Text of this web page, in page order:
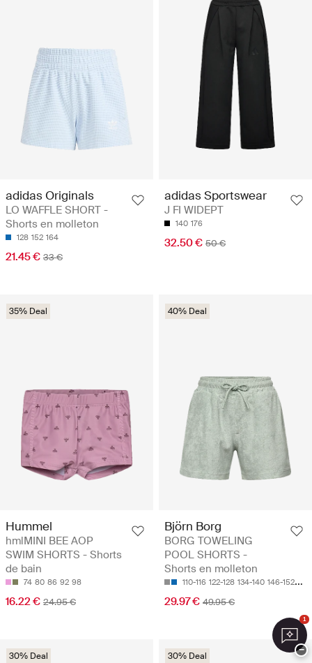
adidas Originals
LO WAFFLE SHORT -
Shorts en molleton
128 152 164
21.45 € 33 €
adidas Sportswear
J FI WIDEPT
140 176
32.50 € 50 €
35% Deal
Hummel
hmlMINI BEE AOP
SWIM SHORTS - Shorts
de bain
74 80 86 92 98
16.22 € 24.95 €
40% Deal
Björn Borg
BORG TOWELING
POOL SHORTS -
Shorts en molleton
110-116 122-128 134-140 146-152
29.97 € 49.95 €
30% Deal 30% Deal
1
−